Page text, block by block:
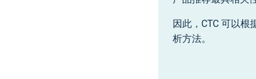
因此，CTC 可以
析方法。